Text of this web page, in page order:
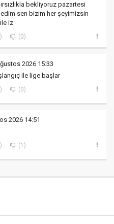
bekliyoruz pazartesi
sen bizim her şeyimizsin
iz
(0)
2026 15:33
ile lige başlar
(0)
2026 14:51
(1)